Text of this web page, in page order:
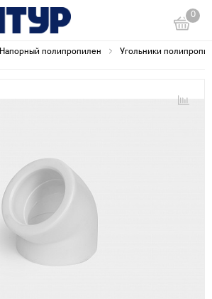
0
Напорный полипропилен Угольники